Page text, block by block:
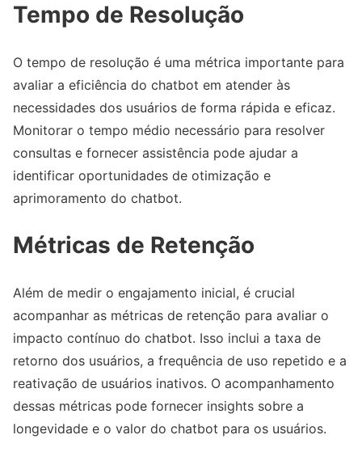
Tempo de Resolução
O tempo de resolução é uma métrica importante para
avaliar a eficiência do chatbot em atender às
necessidades dos usuários de forma rápida e eficaz.
Monitorar o tempo médio necessário para resolver
consultas e fornecer assistência pode ajudar a
identificar oportunidades de otimização e
aprimoramento do chatbot.
Métricas de Retenção
Além de medir o engajamento inicial, é crucial
acompanhar as métricas de retenção para avaliar o
impacto contínuo do chatbot. Isso inclui a taxa de
retorno dos usuários, a frequência de uso repetido e a
reativação de usuários inativos. O acompanhamento
dessas métricas pode fornecer insights sobre a
longevidade e o valor do chatbot para os usuários.